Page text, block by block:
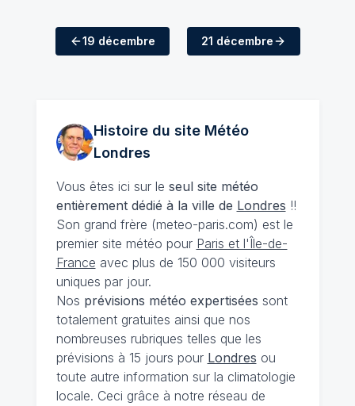
19 décembre 21 décembre
Histoire du site Météo
Londres
Vous êtes ici sur le seul site météo
entièrement dédié à la ville de Londres !!
Son grand frère (meteo-paris.com) est le
premier site météo pour Paris et l'Île-de-
France avec plus de 150 000 visiteurs
uniques par jour.
Nos prévisions météo expertisées sont
totalement gratuites ainsi que nos
nombreuses rubriques telles que les
prévisions à 15 jours pour Londres ou
toute autre information sur la climatologie
locale. Ceci grâce à notre réseau de